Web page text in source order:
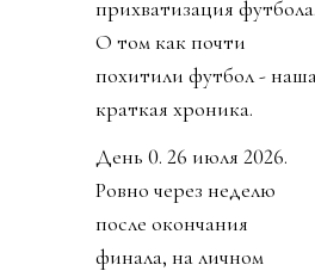
Источник изображения
@fifaworldcup
Но не прошло и недели,
как воплощение
ФИФА Инфантино,
нажал на спусковой